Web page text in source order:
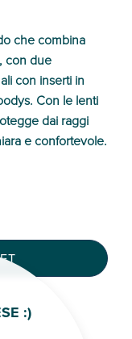
che combina
con due
con inserti in
Con le lenti
dai raggi
e confortevole.
:)